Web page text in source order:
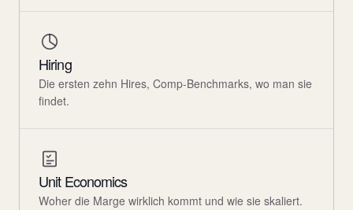
Hiring
Die ersten zehn Hires, Comp-Benchmarks, wo man sie
findet.
Unit Economics
Woher die Marge wirklich kommt und wie sie skaliert.